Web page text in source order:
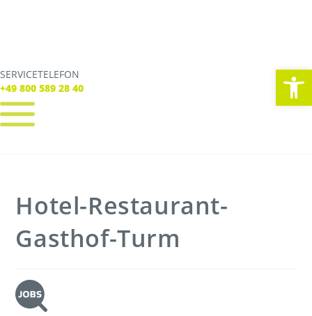
SERVICETELEFON
+49 800 589 28 40
SERVICE TELEFON
+49 800 589 28 40
Tickets
Freizeit
Unternehmen
Hotel-Restaurant-
Gasthof-Turm